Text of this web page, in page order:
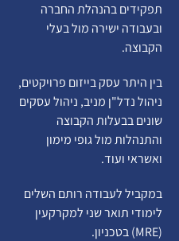
תפקידים בהנהלת החברה
ובעבודה ישירה מול בעלי
הקבוצה.
בין היתר עסק בייזום פרויקטים,
ניהול נדל"ן מניב, ניהול עסקים
שונים בבעלות הקבוצה
והתנהלות מול גופי מימון
ואשראי ועוד.
במקביל לעבודה רותם השלים
לימודי תואר שני למקרקעין
(MRE) בטכניון.